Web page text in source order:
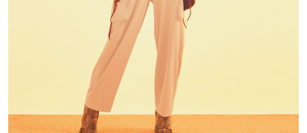
#SNEAKER #OUTDOOR
#HANDSOME HANDBOOK